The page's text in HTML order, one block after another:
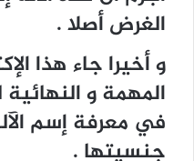
الغرض أصلا .
و أخيرا جاء هذا
المهمة و
في معرفة إسم
جنسيتها .